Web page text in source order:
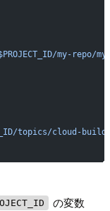
my-repo/my-
topics/cloud-
の変数